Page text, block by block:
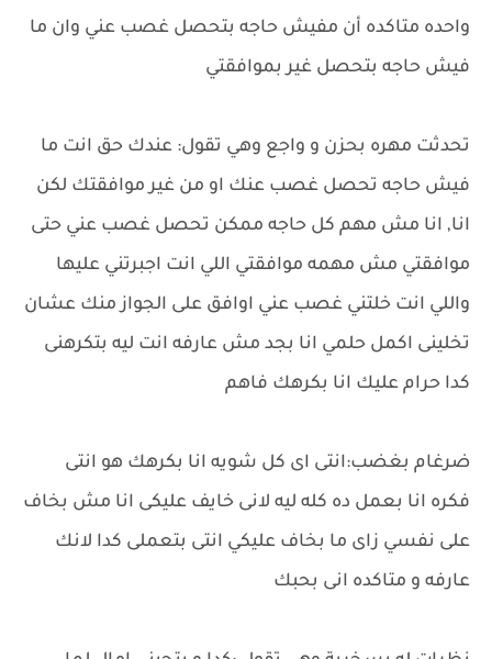
واحده متاكده أن مفيش حاجه بتحصل غصب عني وان ما
فيش حاجه بتحصل غير بموافقتي
تحدثت مهره بحزن و واجع وهي تقول: عندك حق انت ما
فيش حاجه تحصل غصب عنك او من غير موافقتك لكن
انا, انا مش مهم كل حاجه ممكن تحصل غصب عني حتى
موافقتي مش مهمه موافقتي اللي انت اجبرتني عليها
واللي انت خلتني غصب عني اوافق على الجواز منك عشان
تخلينى اكمل حلمي انا بجد مش عارفه انت ليه بتكرهنى
كدا حرام عليك انا بكرهك فاهم
ضرغام بغضب:انتى اى كل شويه انا بكرهك هو انتى
فكره انا بعمل ده كله ليه لانى خايف عليكى انا مش بخاف
على نفسي زاى ما بخاف عليكي انتى بتعملى كدا لانك
عارفه و متاكده انى بحبك